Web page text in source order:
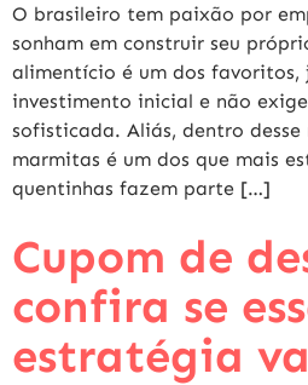
O brasileiro tem paixão por
sonham em construir seu
alimentício é um dos favoritos,
investimento inicial e não
sofisticada. Aliás, dentro desse
marmitas é um dos que mais
quentinhas fazem parte […]
Cupom de
confira se
estratégia